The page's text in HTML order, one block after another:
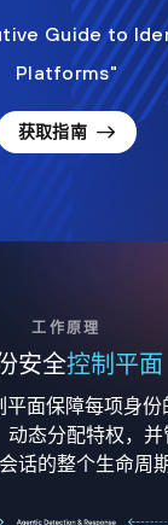
Guide to
Platforms"
获取指南
工作原理
安全控制平面
面保障每项身份
动态分配特权，并
话的整个生命周期